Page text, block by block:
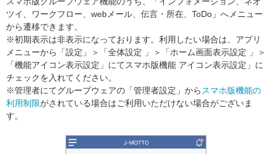
ツイ、ワークフロー、webメール、伝言・所在、ToDo」へメニュー
から遷移できます。
※初期表示は非表示になっております。利用したい場合は、アプリ
メニューから「設定」＞「全体設定 」＞「ホーム画面表示設定 」＞
「機能アイコン表示設定」にてスマホ版機能 アイコン表示設定」に
チェックを入れてください。
※管理者にてグループウェアの「管理者設定」から スマホ版機能の
利用制限がされている場合はご利用いただけない場合がございま
す。